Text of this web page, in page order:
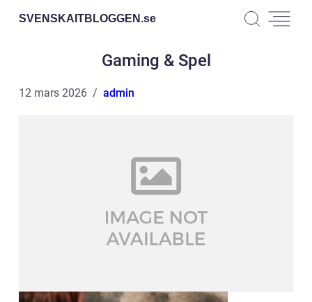
SVENSKAITBLOGGEN.se
Gaming & Spel
12 mars 2026 admin